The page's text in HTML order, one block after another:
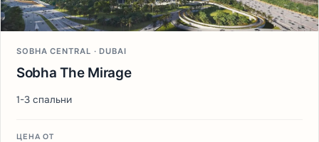
SOBHA CENTRAL · DUBAI
Sobha The Mirage
1-3 спальни
ЦЕНА ОТ